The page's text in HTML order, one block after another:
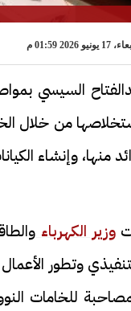
2026 01:59 م
السيسي
من خلال
منها، وإنشاء
وزير الكهرباء
وتطور
للخامات